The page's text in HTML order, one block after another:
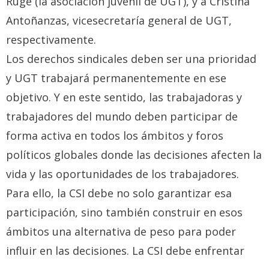
Antoñanzas, vicesecretaría general de UGT,
respectivamente.
Los derechos sindicales deben ser una prioridad
y UGT trabajará permanentemente en ese
objetivo. Y en este sentido, las trabajadoras y
trabajadores del mundo deben participar de
forma activa en todos los ámbitos y foros
políticos globales donde las decisiones afecten la
vida y las oportunidades de los trabajadores.
Para ello, la CSI debe no solo garantizar esa
participación, sino también construir en esos
ámbitos una alternativa de peso para poder
influir en las decisiones. La CSI debe enfrentar